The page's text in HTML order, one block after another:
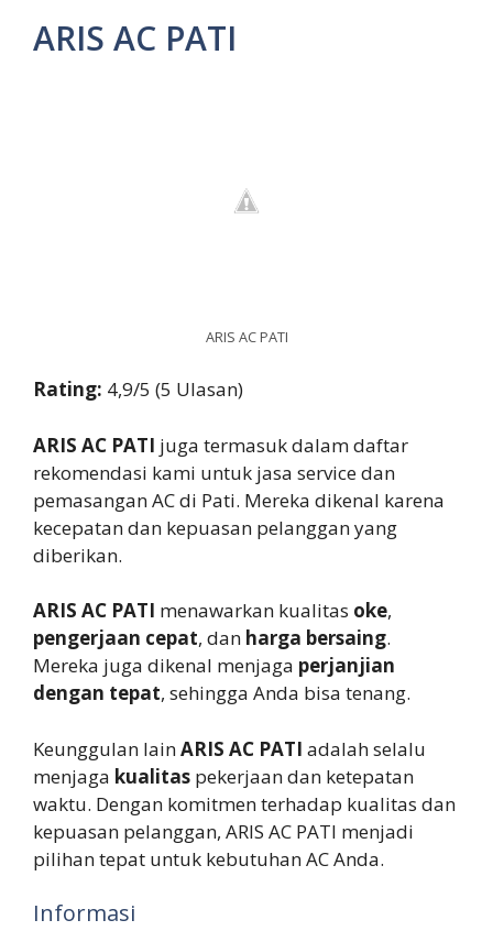
ARIS AC PATI
ARIS AC PATI
Rating: 4,9/5 (5 Ulasan)
ARIS AC PATI juga termasuk dalam daftar
rekomendasi kami untuk jasa service dan
pemasangan AC di Pati. Mereka dikenal karena
kecepatan dan kepuasan pelanggan yang
diberikan.
ARIS AC PATI menawarkan kualitas oke,
pengerjaan cepat, dan harga bersaing.
Mereka juga dikenal menjaga perjanjian
dengan tepat, sehingga Anda bisa tenang.
Keunggulan lainARIS AC PATI adalah selalu
menjaga kualitas pekerjaan dan ketepatan
waktu. Dengan komitmen terhadap kualitas dan
kepuasan pelanggan, ARIS AC PATI menjadi
pilihan tepat untuk kebutuhan AC Anda.
Informasi